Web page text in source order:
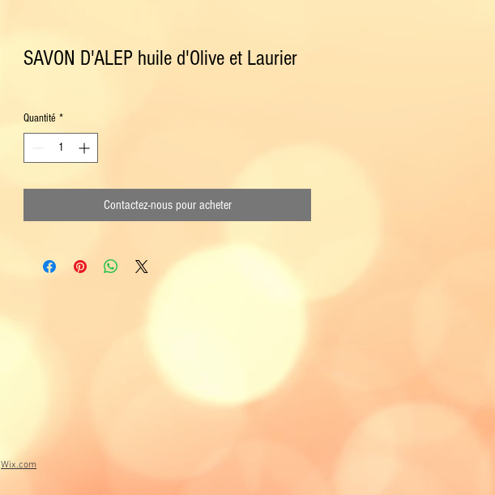
SAVON D'ALEP huile d'Olive et Laurier
Quantité *
Contactez-nous pour acheter
Wix.com